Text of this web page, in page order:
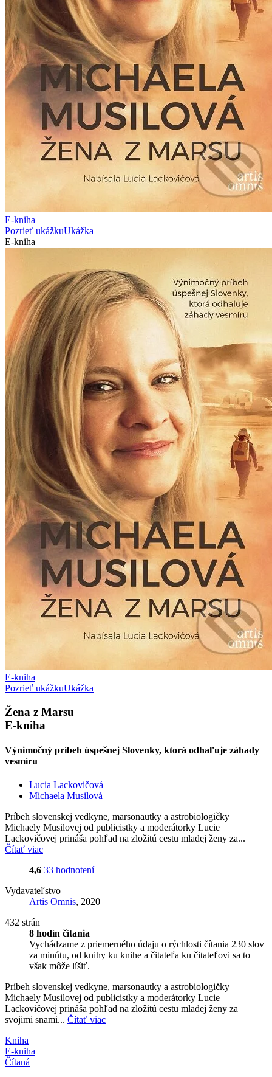
E-kniha
Pozrieť ukážkuUkážka
E-kniha
E-kniha
Pozrieť ukážkuUkážka
Žena z Marsu
E-kniha
Výnimočný príbeh úspešnej Slovenky, ktorá odhaľuje záhady
vesmíru
Lucia Lackovičová
Michaela Musilová
Príbeh slovenskej vedkyne, marsonautky a astrobiologičky
Michaely Musilovej od publicistky a moderátorky Lucie
Lackovičovej prináša pohľad na zložitú cestu mladej ženy za...
Čítať viac
4,6 33 hodnotení
Vydavateľstvo
Artis Omnis, 2020
432 strán
8 hodín čítania
Vychádzame z priemerného údaju o rýchlosti čítania 230 slov
za minútu, od knihy ku knihe a čitateľa ku čitateľovi sa to
však môže líšiť.
Príbeh slovenskej vedkyne, marsonautky a astrobiologičky
Michaely Musilovej od publicistky a moderátorky Lucie
Lackovičovej prináša pohľad na zložitú cestu mladej ženy za
svojimi snami... Čítať viac
Kniha
E-kniha
Čítaná